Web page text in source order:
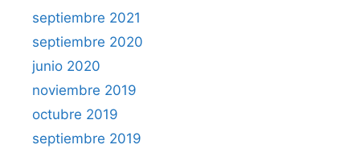
septiembre 2021
septiembre 2020
junio 2020
noviembre 2019
octubre 2019
septiembre 2019